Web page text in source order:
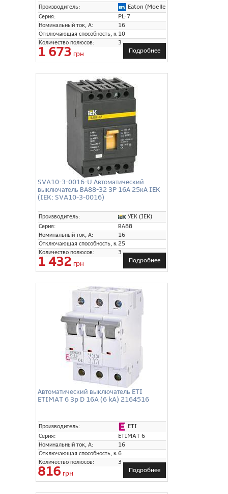
Производитель:
Eaton (Moeller)
Серия:
PL-7
Номинальный ток, А:
16
Отключающая способность, кА:10
Количество полюсов:
3
1 673 грн Подробнее
SVA10-3-0016-U Автоматический
выключатель ВА88-32 3P 16А 25кА IEK
(IEK: SVA10-3-0016)
Производитель:
УЕК (IEK)
Серия:
ВА88
Номинальный ток, А:
16
Отключающая способность, кА:25
Количество полюсов:
3
1 432 грн Подробнее
Автоматический выключатель ETI
ETIMAT 6 3p D 16A (6 kA) 2164516
Производитель:
ETI
Серия:
ETIMAT 6
Номинальный ток, А:
16
Отключающая способность, кА:
6
Количество полюсов:
3
816 грн Подробнее